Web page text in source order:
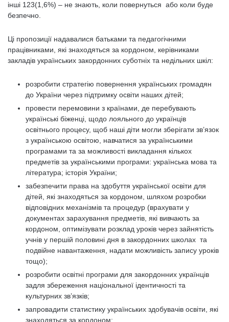
інші 123(1,6%) – не знають, коли повернуться або коли буде
безпечно.
Ці пропозиції надавалися батьками та педагогічними
працівниками, які знаходяться за кордоном, керівниками
закладів українських закордонних суботніх та недільних шкіл:
розробити стратегію повернення українських громадян
до України через підтримку освіти наших дітей;
провести перемовини з країнами, де перебувають
українські біженці, щодо лояльного до українців
освітнього процесу, щоб наші діти могли зберігати зв’язок
з українською освітою, навчатися за українськими
програмами та за можливості викладання кількох
предметів за українськими програми: українська мова та
література; історія України;
забезпечити права на здобуття української освіти для
дітей, які знаходяться за кордоном, шляхом розробки
відповідних механізмів та процедур (врахувати у
документах зарахування предметів, які вивчають за
кордоном, оптимізувати розклад уроків через зайнятість
учнів у першій половині дня в закордонних школах та
подвійне навантаження, надати можливість запису уроків
тощо);
розробити освітні програми для закордонних українців
задля збереження національної ідентичності та
культурних зв’язків;
запровадити статистику українських здобувачів освіти, які
знаходяться за кордоном;